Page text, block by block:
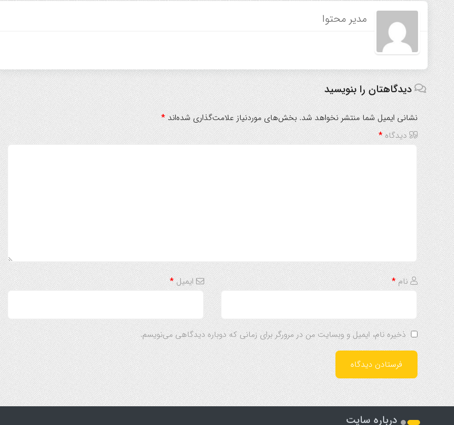
مدیر محتوا
دیدگاهتان را بنویسید
نشانی ایمیل شما منتشر نخواهد شد. بخش‌های موردنیاز علامت‌گذاری شده‌اند*
دیدگاه*
نام* ایمیل*
ذخیره نام، ایمیل و وبسایت من در مرورگر برای زمانی که دوباره دیدگاهی می‌نویسم.
درباره سایت